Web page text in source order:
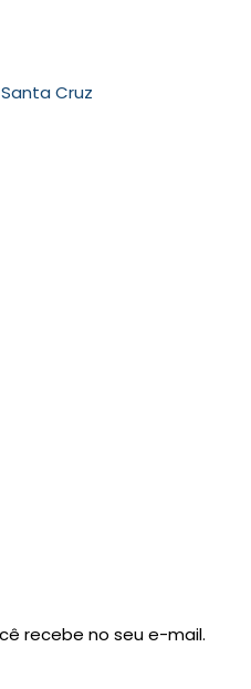
Cruz
recebe no seu e-mail.